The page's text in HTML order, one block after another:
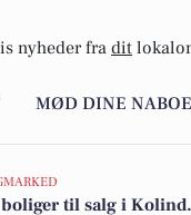
nyheder fra dit
MØD DINE
boliger til salg i Kolind.